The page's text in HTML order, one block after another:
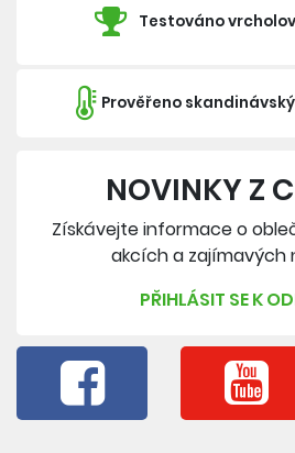
Testováno
Prověřeno
NOVINKY Z
Získávejte informace o
akcích a zajímavých
PŘIHLÁSIT SE K